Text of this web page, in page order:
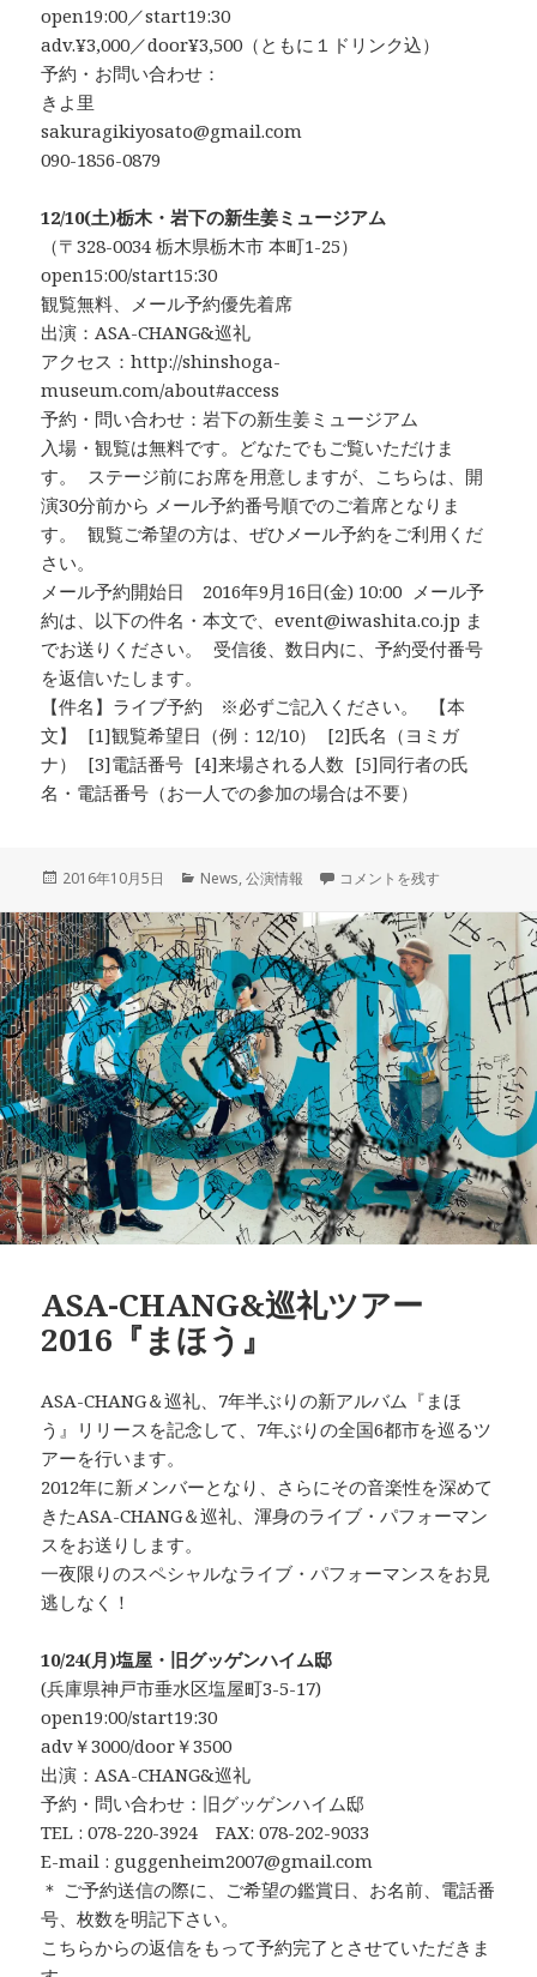
open19:00／start19:30
adv.¥3,000／door¥3,500（ともに１ドリンク込）
予約・お問い合わせ：
きよ里
sakuragikiyosato@gmail.com
090-1856-0879
12/10(土)栃木・岩下の新生姜ミュージアム
（〒328-0034 栃木県栃木市 本町1-25）
open15:00/start15:30
観覧無料、メール予約優先着席
出演：ASA-CHANG&巡礼
アクセス：http://shinshoga-
museum.com/about#access
予約・問い合わせ：岩下の新生姜ミュージアム
入場・観覧は無料です。どなたでもご覧いただけま
す。 ステージ前にお席を用意しますが、こちらは、開
演30分前から メール予約番号順でのご着席となりま
す。 観覧ご希望の方は、ぜひメール予約をご利用くだ
さい。
メール予約開始日 2016年9月16日(金) 10:00 メール予
約は、以下の件名・本文で、event@iwashita.co.jp ま
でお送りください。 受信後、数日内に、予約受付番号
を返信いたします。
【件名】ライブ予約 ※必ずご記入ください。 【本
文】 [1]観覧希望日（例：12/10） [2]氏名（ヨミガ
ナ） [3]電話番号 [4]来場される人数 [5]同行者の氏
名・電話番号（お一人での参加の場合は不要）
投
日:
2016年10月5日
カ
ゴ
リ
ー
News,公演情報 ASA-CHANG&巡礼ツアー
コメントを残す
ASA-CHANG&巡礼ツアー
2016『まほう』
ASA-CHANG＆巡礼、7年半ぶりの新アルバム『まほ
う』リリースを記念して、7年ぶりの全国6都市を巡るツ
アーを行います。
2012年に新メンバーとなり、さらにその音楽性を深めて
きたASA-CHANG＆巡礼、渾身のライブ・パフォーマン
スをお送りします。
一夜限りのスペシャルなライブ・パフォーマンスをお見
逃しなく！
10/24(月)塩屋・旧グッゲンハイム邸
(兵庫県神戸市垂水区塩屋町3-5-17)
open19:00/start19:30
adv￥3000/door￥3500
出演：ASA-CHANG&巡礼
予約・問い合わせ：旧グッゲンハイム邸
TEL : 078-220-3924 FAX: 078-202-9033
E-mail : guggenheim2007@gmail.com
＊ ご予約送信の際に、ご希望の鑑賞日、お名前、電話番
号、枚数を明記下さい。
こちらからの返信をもって予約完了とさせていただきま